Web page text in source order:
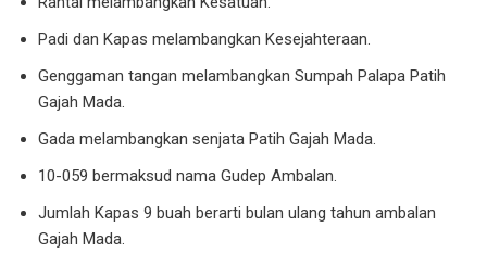
Padi dan Kapas melambangkan Kesejahteraan.
Genggaman tangan melambangkan Sumpah Palapa Patih
Gajah Mada.
Gada melambangkan senjata Patih Gajah Mada.
10-059 bermaksud nama Gudep Ambalan.
Jumlah Kapas 9 buah berarti bulan ulang tahun ambalan
Gajah Mada.